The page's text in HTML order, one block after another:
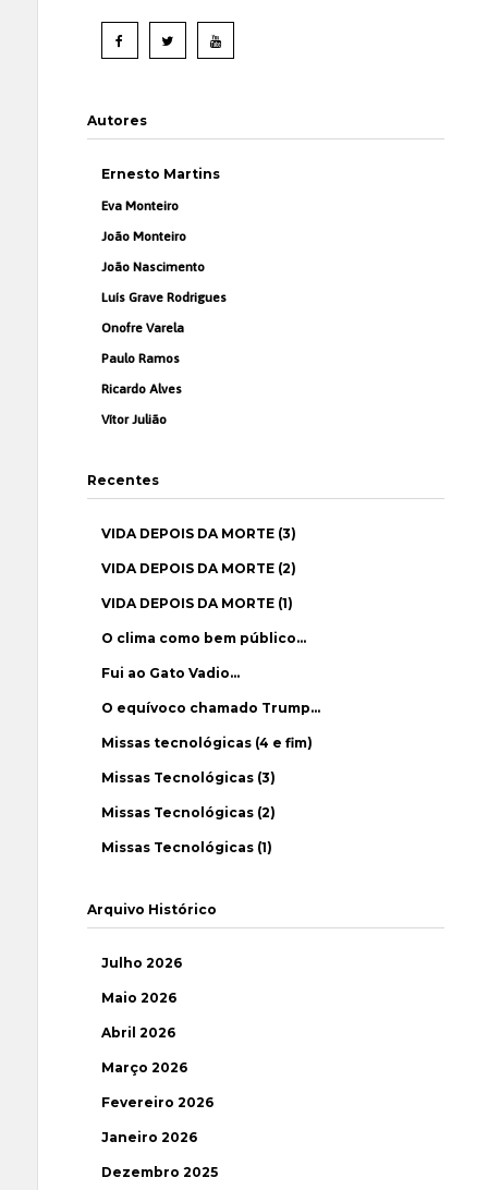
Autores
Ernesto Martins
Eva Monteiro
João Monteiro
João Nascimento
Luís Grave Rodrigues
Onofre Varela
Paulo Ramos
Ricardo Alves
Vítor Julião
Recentes
VIDA DEPOIS DA MORTE (3)
VIDA DEPOIS DA MORTE (2)
VIDA DEPOIS DA MORTE (1)
O clima como bem público…
Fui ao Gato Vadio…
O equívoco chamado Trump…
Missas tecnológicas (4 e fim)
Missas Tecnológicas (3)
Missas Tecnológicas (2)
Missas Tecnológicas (1)
Arquivo Histórico
Julho 2026
Maio 2026
Abril 2026
Março 2026
Fevereiro 2026
Janeiro 2026
Dezembro 2025